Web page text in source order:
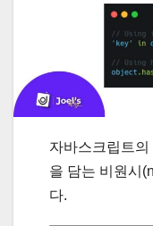
자바스크립트
을 담는 비원시
다.